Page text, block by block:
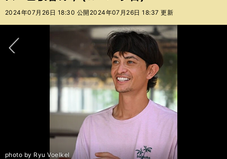
バ
2024年07月26日 18:30 公開 2024年07月26日 18:37 更新
photo by Ryu Voelkel